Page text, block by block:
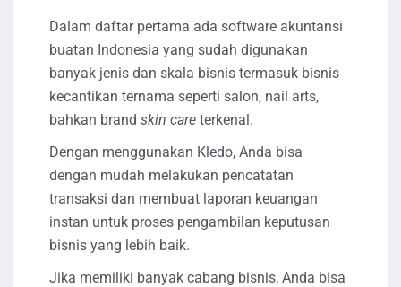
Dalam daftar pertama ada software akuntansi
buatan Indonesia yang sudah digunakan
banyak jenis dan skala bisnis termasuk bisnis
kecantikan ternama seperti salon, nail arts,
bahkan brand skin care terkenal.
Dengan menggunakan Kledo, Anda bisa
dengan mudah melakukan pencatatan
transaksi dan membuat laporan keuangan
instan untuk proses pengambilan keputusan
bisnis yang lebih baik.
Jika memiliki banyak cabang bisnis, Anda bisa